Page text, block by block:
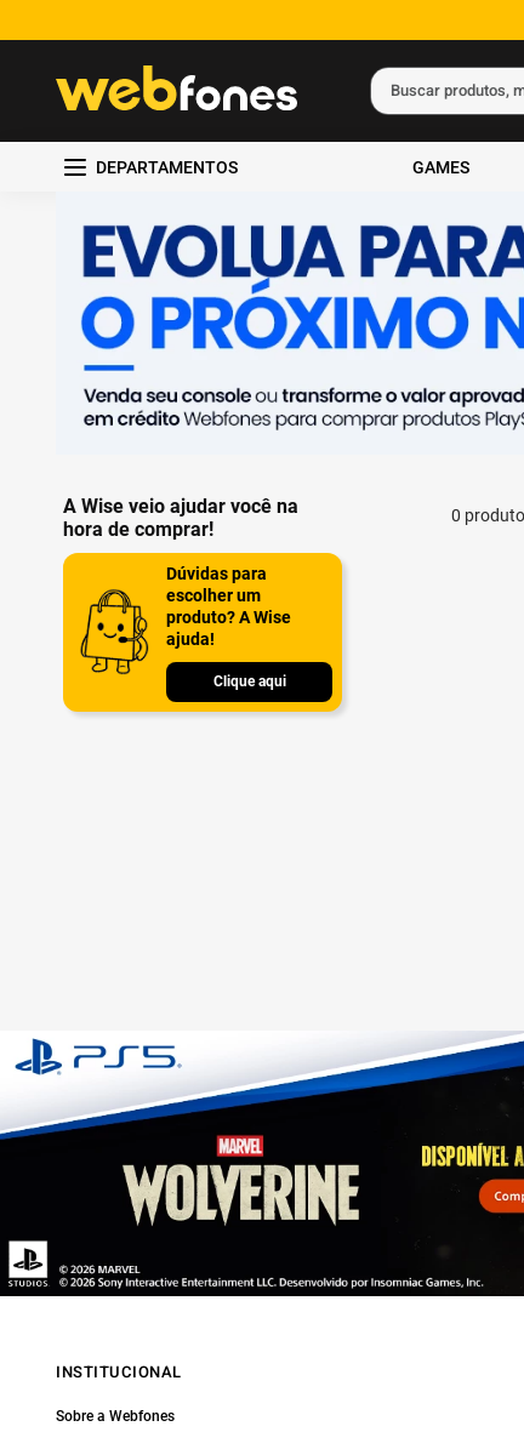
Buscar produtos,
DEPARTAMENTOS GAMES
A Wise veio ajudar você na
hora de comprar!
Dúvidas para
escolher um
produto? A Wise
ajuda!
Clique aqui
0 produto
INSTITUCIONAL
Sobre a Webfones
Termos mais
2 º
gift card
3º
ps4
4
smartphone
5º notebook